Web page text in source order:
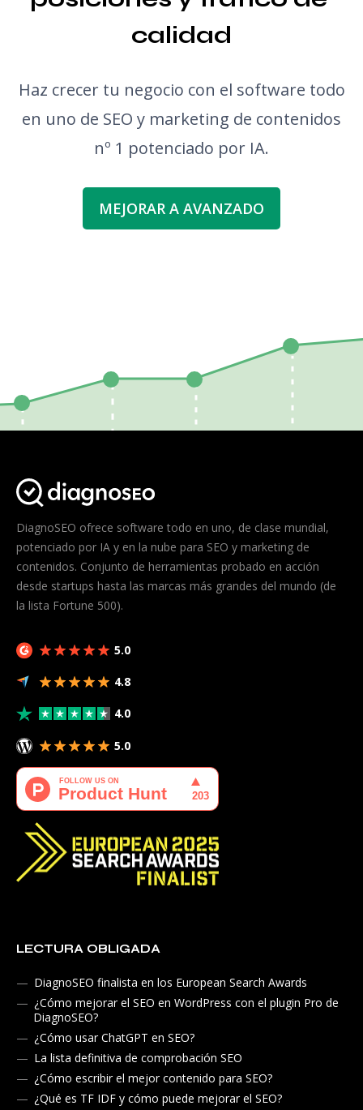
calidad
Haz crecer tu negocio con el software todo
en uno de SEO y marketing de contenidos
nº 1 potenciado por IA.
MEJORAR A AVANZADO
DiagnoSEO ofrece software todo en uno, de clase mundial,
potenciado por IA y en la nube para SEO y marketing de
contenidos. Conjunto de herramientas probado en acción
desde startups hasta las marcas más grandes del mundo (de
la lista Fortune 500).
5.0
4.8
4.0
5.0
LECTURA OBLIGADA
DiagnoSEO finalista en los European Search Awards
¿Cómo mejorar el SEO en WordPress con el plugin Pro de
DiagnoSEO?
¿Cómo usar ChatGPT en SEO?
La lista definitiva de comprobación SEO
¿Cómo escribir el mejor contenido para SEO?
¿Qué es TF IDF y cómo puede mejorar el SEO?